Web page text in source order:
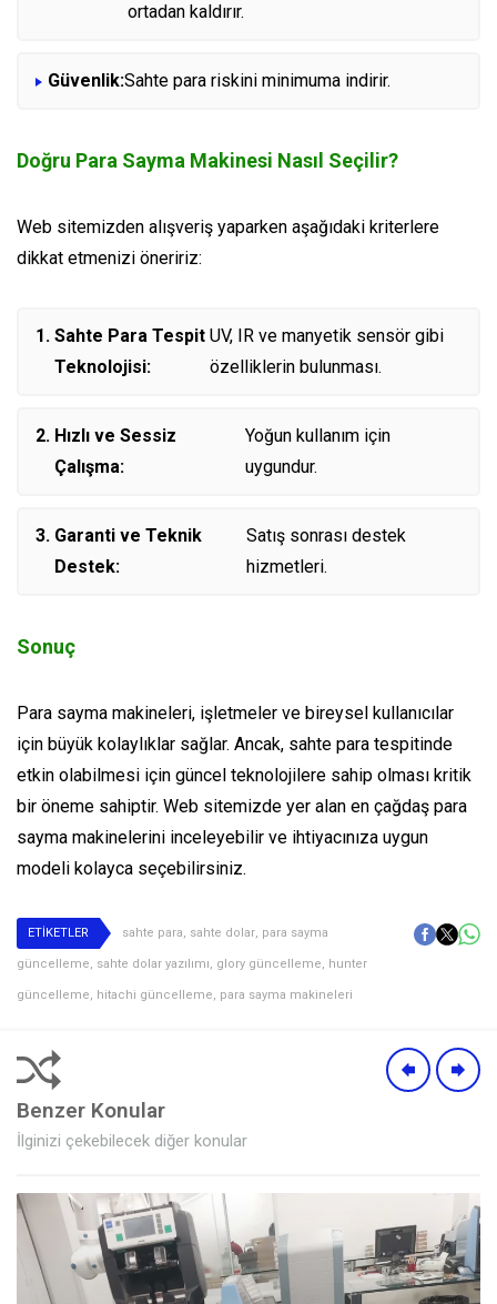
ortadan kaldırır.
Güvenlik:Sahte para riskini minimuma indirir.
Doğru Para Sayma Makinesi Nasıl Seçilir?
Web sitemizden alışveriş yaparken aşağıdaki kriterlere
dikkat etmenizi öneririz:
Sahte Para Tespit
Teknolojisi:
UV, IR ve manyetik sensör gibi
özelliklerin bulunması.
Hızlı ve Sessiz
Çalışma:
Yoğun kullanım için
uygundur.
Garanti ve Teknik
Destek:
Satış sonrası destek
hizmetleri.
Sonuç
Para sayma makineleri, işletmeler ve bireysel kullanıcılar
için büyük kolaylıklar sağlar. Ancak, sahte para tespitinde
etkin olabilmesi için güncel teknolojilere sahip olması kritik
bir öneme sahiptir. Web sitemizde yer alan en çağdaş para
sayma makinelerini inceleyebilir ve ihtiyacınıza uygun
modeli kolayca seçebilirsiniz.
ETİKETLER sahte para, sahte dolar, para sayma
güncelleme, sahte dolar yazılımı, glory güncelleme, hunter
güncelleme, hitachi güncelleme, para sayma makineleri
Benzer Konular
İlginizi çekebilecek diğer konular